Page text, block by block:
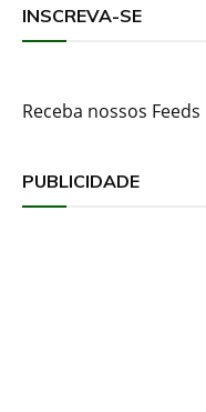
INSCREVA-SE
Receba nossos Feeds
PUBLICIDADE